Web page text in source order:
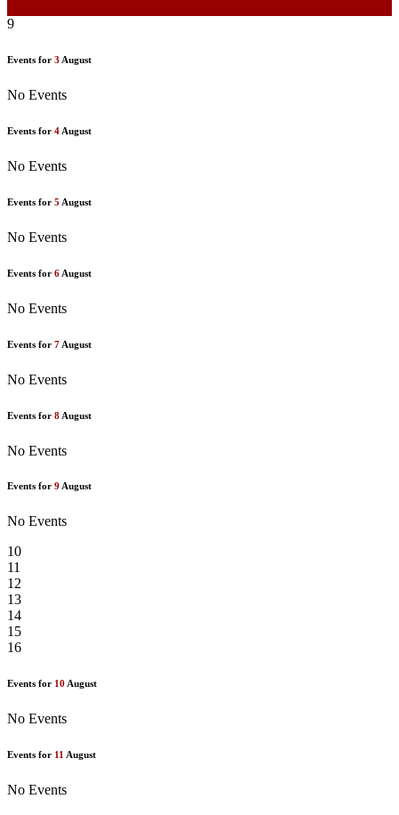
9
Events for 3 August
No Events
Events for 4 August
No Events
Events for 5 August
No Events
Events for 6 August
No Events
Events for 7 August
No Events
Events for 8 August
No Events
Events for 9 August
No Events
10
11
12
13
14
15
16
Events for 10 August
No Events
Events for 11 August
No Events